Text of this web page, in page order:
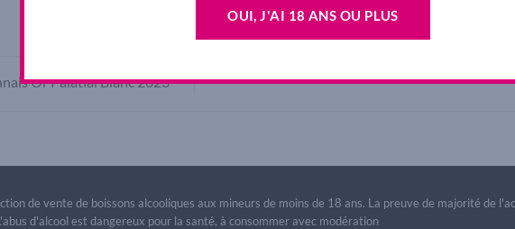
Or Palatial Blanc 2023
de vente de boissons alcooliques aux mineurs de moins de 18 ans. La preuve de majorité de
d'alcool est dangereux pour la santé, à consommer avec modération
OUI, J'AI 18 ANS OU PLUS